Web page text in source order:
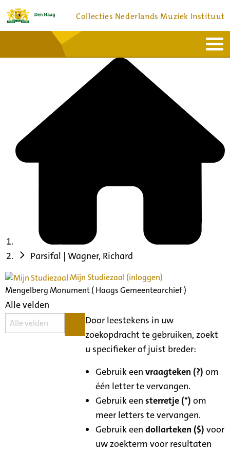
Collecties Nederlands Muziek Instituut
Bronnen en collecties
Parsifal | Wagner, Richard
Mijn Studiezaal (inloggen)
Mengelberg Monument ( Haags Gemeentearchief )
Alle velden
Door leestekens in uw
zoekopdracht te gebruiken, zoekt
u specifieker of juist breder:
Gebruik eenvraagteken (?) om
één letter te vervangen.
Gebruik eensterretje (*) om
meer letters te vervangen.
Gebruik eendollarteken ($) voor
uw zoekterm voor resultaten